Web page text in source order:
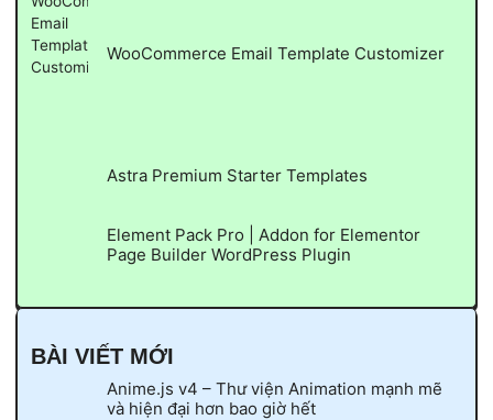
WooCommerce Email Template Customizer
Astra Premium Starter Templates
Element Pack Pro | Addon for Elementor
Page Builder WordPress Plugin
BÀI VIẾT MỚI
Anime.js v4 – Thư viện Animation mạnh mẽ
và hiện đại hơn bao giờ hết